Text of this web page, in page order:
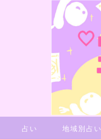
占い 地域別占い